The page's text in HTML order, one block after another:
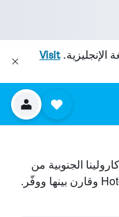
الإنجليزية.Visit
الجنوبية من